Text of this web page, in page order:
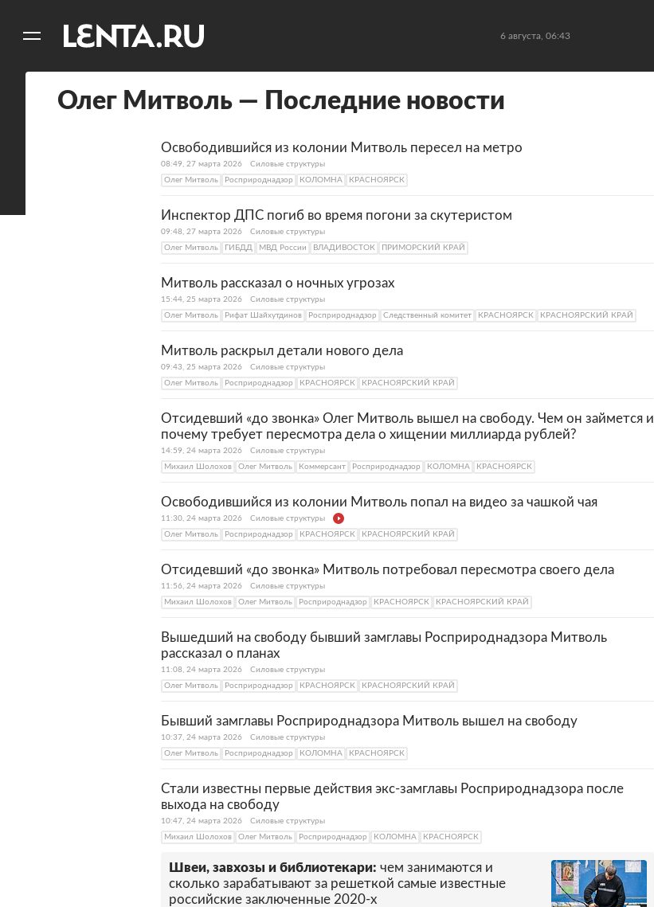
6 августа, 06:43
Олег Митволь — Последние новости
Освободившийся из колонии Митволь пересел на метро
08:49, 27 марта 2026
Силовые структуры
Олег Митволь
Росприроднадзор КОЛОМНА КРАСНОЯРСК
Инспектор ДПС погиб во время погони за скутеристом
09:48, 27 марта 2026
Силовые структуры
Олег Митволь
ГИБДД МВД России ВЛАДИВОСТОК ПРИМОРСКИЙ КРАЙ
Митволь рассказал о ночных угрозах
15:44, 25 марта 2026
Силовые структуры
Олег Митволь
Рифат Шайхутдинов Росприроднадзор Следственный комитет КРАСНОЯРСК КРАСНОЯРСКИЙ КРАЙ
Митволь раскрыл детали нового дела
09:43, 25 марта 2026
Силовые структуры
Олег Митволь
Росприроднадзор КРАСНОЯРСК КРАСНОЯРСКИЙ КРАЙ
Отсидевший «до звонка» Олег Митволь вышел на свободу. Чем он займется и
почему требует пересмотра дела о хищении миллиарда рублей?
14:59, 24 марта 2026
Силовые структуры
Михаил Шолохов
Олег Митволь Коммерсант Росприроднадзор КОЛОМНА КРАСНОЯРСК
Освободившийся из колонии Митволь попал на видео за чашкой чая
11:30, 24 марта 2026
Силовые структуры
Олег Митволь
Росприроднадзор КРАСНОЯРСК КРАСНОЯРСКИЙ КРАЙ
Отсидевший «до звонка» Митволь потребовал пересмотра своего дела
11:56, 24 марта 2026
Силовые структуры
Михаил Шолохов
Олег Митволь Росприроднадзор КРАСНОЯРСК КРАСНОЯРСКИЙ КРАЙ
Вышедший на свободу бывший замглавы Росприроднадзора Митволь
рассказал о планах
11:08, 24 марта 2026
Силовые структуры
Олег Митволь
Росприроднадзор КРАСНОЯРСК КРАСНОЯРСКИЙ КРАЙ
Бывший замглавы Росприроднадзора Митволь вышел на свободу
10:37, 24 марта 2026
Силовые структуры
Олег Митволь
Росприроднадзор КОЛОМНА КРАСНОЯРСК
Стали известны первые действия экс-замглавы Росприроднадзора после
выхода на свободу
10:47, 24 марта 2026
Силовые структуры
Михаил Шолохов
Олег Митволь Росприроднадзор КОЛОМНА КРАСНОЯРСК
Швеи, завхозы и библиотекари: чем занимаются и
сколько зарабатывают за решеткой самые известные
российские заключенные 2020-х